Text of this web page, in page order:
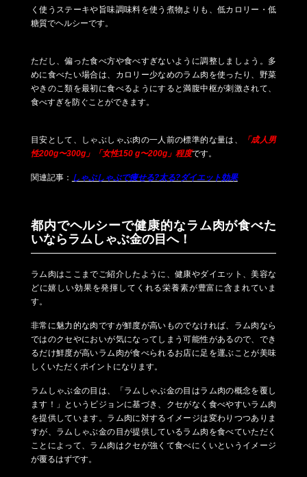
く使うステーキや旨味調味料を使う煮物よりも、低カロリー・低
糖質でヘルシーです。
ただし、偏った食べ方や食べすぎないように調整しましょう。多
めに食べたい場合は、カロリー少なめのラム肉を使ったり、野菜
やきのこ類を最初に食べるようにすると満腹中枢が刺激されて、
食べすぎを防ぐことができます。
目安として、しゃぶしゃぶ肉の一人前の標準的な量は、
「成人男
性200g〜300g」「女性150 g〜200g」程度です。
関連記事： しゃぶしゃぶで痩せる?太る?ダイエット効果
都内でヘルシーで健康的なラム肉が食べた
いならラムしゃぶ金の目へ！
ラム肉はここまでご紹介したように、健康やダイエット、美容な
どに嬉しい効果を発揮してくれる栄養素が豊富に含まれていま
す。
非常に魅力的な肉ですが鮮度が高いものでなければ、ラム肉なら
ではのクセやにおいが気になってしまう可能性があるので、でき
るだけ鮮度が高いラム肉が食べられるお店に足を運ぶことが美味
しくいただくポイントになります。
ラムしゃぶ金の目は、「ラムしゃぶ金の目はラム肉の概念を覆し
ます！」というビジョンに基づき、クセがなく食べやすいラム肉
を提供しています。ラム肉に対するイメージは変わりつつありま
すが、ラムしゃぶ金の目が提供しているラム肉を食べていただく
ことによって、ラム肉はクセが強くて食べにくいというイメージ
が覆るはずです。